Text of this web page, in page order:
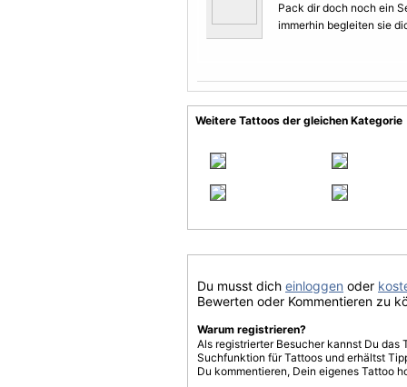
Pack dir doch noch ein
immerhin begleiten sie
Weitere Tattoos der gleichen Kategorie
Du musst dich einloggen oder
Bewerten oder Kommentieren zu
Warum registrieren?
Als registrierter Besucher kannst Du
Suchfunktion für Tattoos und erhältst
Du kommentieren, Dein eigenes Tattoo